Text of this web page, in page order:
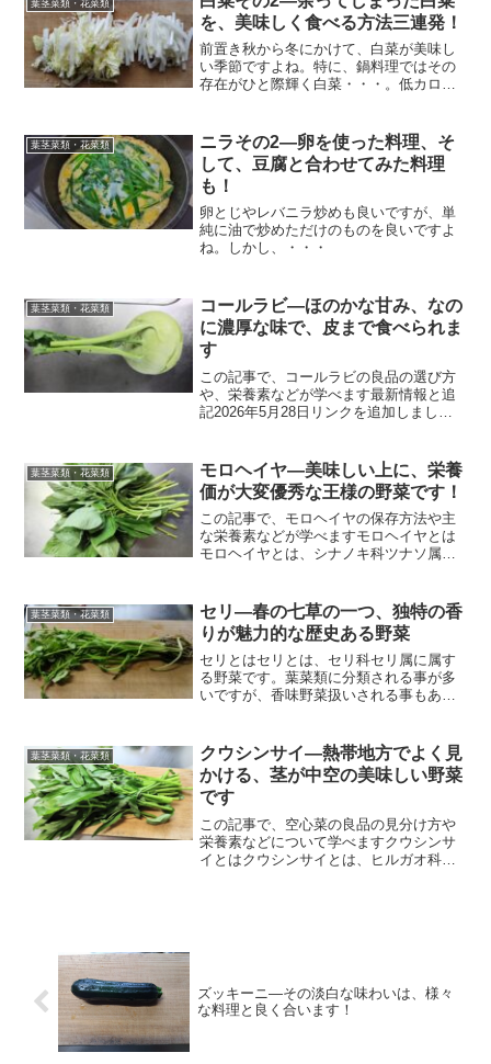
葉茎菜類・花菜類
を、美味しく食べる方法三連発！
前置き秋から冬にかけて、白菜が美味し
い季節ですよね。特に、鍋料理ではその
存在がひと際輝く白菜・・・。低カロリ
高橋書店発行「もっとからだにおいし
い 野菜の便利帳」20...
葉茎菜類・花菜類
ニラその2―卵を使った料理、そ
して、豆腐と合わせてみた料理
も！
卵とじやレバニラ炒めも良いですが、単
純に油で炒めただけのものを良いですよ
ね。しかし、・・・
葉茎菜類・花菜類
コールラビ―ほのかな甘み、なの
に濃厚な味で、皮まで食べられま
す
この記事で、コールラビの良品の選び方
や、栄養素などが学べます最新情報と追
記2026年5月28日リンクを追加しまし
幅加筆修正しました。今後もより良いブ
ログを目指して...
葉茎菜類・花菜類
モロヘイヤ―美味しい上に、栄養
価が大変優秀な王様の野菜です！
この記事で、モロヘイヤの保存方法や主
な栄養素などが学べますモロヘイヤとは
モロヘイヤとは、シナノキ科ツナソ属に
の夏という事が多いですが、4～10月頃ま
でよく出回ります。...
葉茎菜類・花菜類
セリ―春の七草の一つ、独特の香
りが魅力的な歴史ある野菜
セリとはセリとは、セリ科セリ属に属す
る野菜です。葉菜類に分類される事が多
いですが、香味野菜扱いされる事もあり
ら利用されてきました。独特の香りがあ
り鮮やかな緑色をしていて...
葉茎菜類・花菜類
クウシンサイ―熱帯地方でよく見
かける、茎が中空の美味しい野菜
です
この記事で、空心菜の良品の見分け方や
栄養素などについて学べますクウシンサ
イとはクウシンサイとは、ヒルガオ科サ
ズッキーニ―その淡白な味わいは、様々
な料理と良く合います！